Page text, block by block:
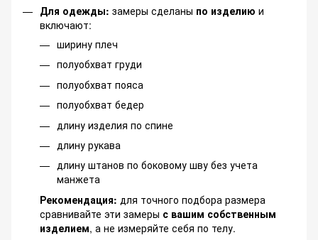
Для одежды: замеры сделаны по изделию и
включают:
ширину плеч
полуобхват груди
полуобхват пояса
полуобхват бедер
длину изделия по спине
длину рукава
длину штанов по боковому шву без учета
манжета
Рекомендация: для точного подбора размера
сравнивайте эти замеры с вашим собственным
изделием, а не измеряйте себя по телу.